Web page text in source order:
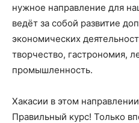
нужное направление для
ведёт за собой развитие
экономических
творчество, гастрономия,
промышленность.
Хакасии в этом
Правильный курс! Только